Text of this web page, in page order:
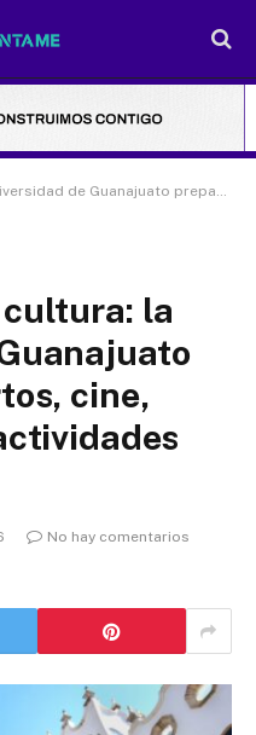
conciertos, cine, exposiciones y actividades gratuitas
la
cine,
No hay comentarios